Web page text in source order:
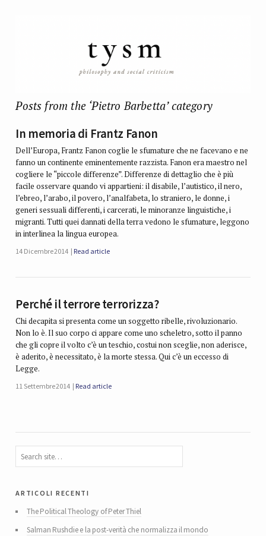
Posts from the ‘Pietro Barbetta’ category
In memoria di Frantz Fanon
Dell’Europa, Frantz Fanon coglie le sfumature che ne facevano e ne
fanno un continente eminentemente razzista. Fanon era maestro nel
cogliere le “piccole differenze”. Differenze di dettaglio che è più
facile osservare quando vi appartieni: il disabile, l’autistico, il nero,
l’ebreo, l’arabo, il povero, l’analfabeta, lo straniero, le donne, i
generi sessuali differenti, i carcerati, le minoranze linguistiche, i
migranti. Tutti quei dannati della terra vedono le sfumature, leggono
in interlinea la lingua europea.
14 Dicembre 2014 Read article
Perché il terrore terrorizza?
Chi decapita si presenta come un soggetto ribelle, rivoluzionario.
Non lo è. Il suo corpo ci appare come uno scheletro, sotto il panno
che gli copre il volto c’è un teschio, costui non sceglie, non aderisce,
è aderito, è necessitato, è la morte stessa. Qui c’è un eccesso di
Legge.
11 Settembre 2014 Read article
articoli recenti
The Political Theology of Peter Thiel
Salman Rushdie e la post-verità che normalizza il mondo